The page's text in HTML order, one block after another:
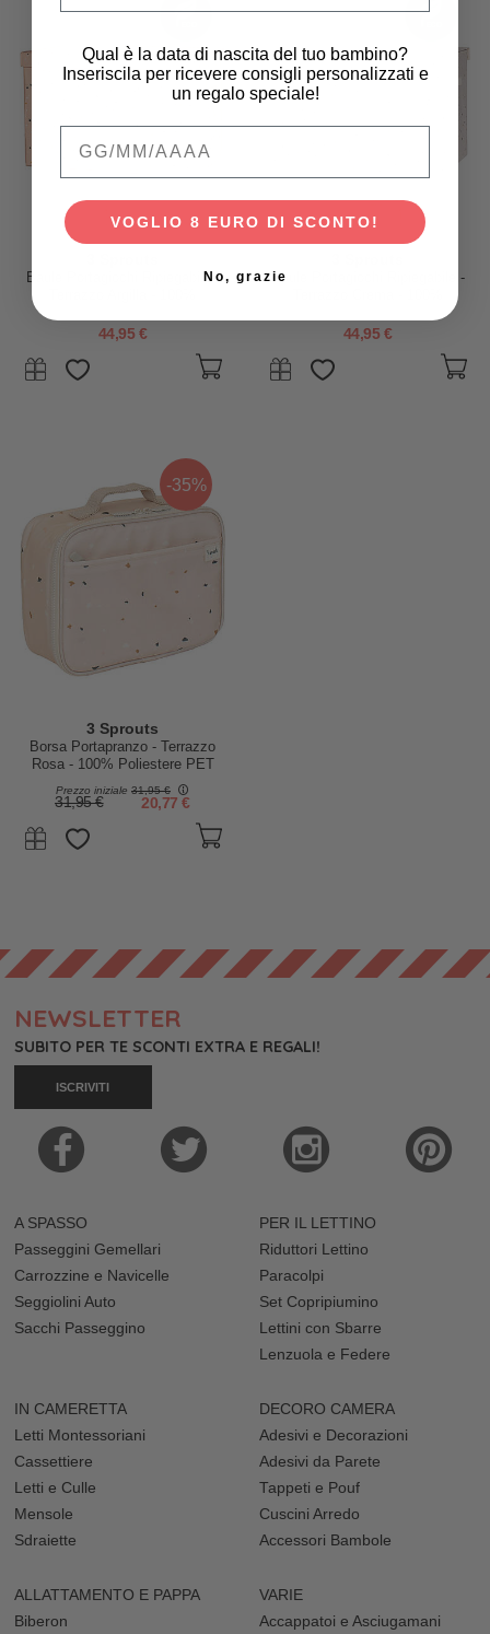
Baule Portagiochi Ripiegabile -
62x38x38cm
44,95 €
Baule Portagiochi Ripiegabile -
62x38x38cm
44,95 €
-35%
3 Sprouts
Borsa Portapranzo - Terrazzo
Rosa - 100% Poliestere PET
Prezzo iniziale 31,95 €
31,95 € 20,77 €
NEWSLETTER
SUBITO PER TE SCONTI EXTRA E REGALI!
ISCRIVITI
A SPASSO
Passeggini Gemellari
Carrozzine e Navicelle
Seggiolini Auto
Sacchi Passeggino
PER IL LETTINO
Riduttori Lettino
Paracolpi
Set Copripiumino
Lettini con Sbarre
Lenzuola e Federe
IN CAMERETTA
Letti Montessoriani
Cassettiere
Letti e Culle
Mensole
Sdraiette
DECORO CAMERA
Adesivi e Decorazioni
Adesivi da Parete
Tappeti e Pouf
Cuscini Arredo
Accessori Bambole
ALLATTAMENTO E PAPPA
Biberon
VARIE
Accappatoi e Asciugamani
Qual è la data di nascita del tuo bambino?
Inseriscila per ricevere consigli personalizzati e
un regalo speciale!
Qual è la data di nascita del tuo
VOGLIO 8 EURO DI SCONTO!
No, grazie